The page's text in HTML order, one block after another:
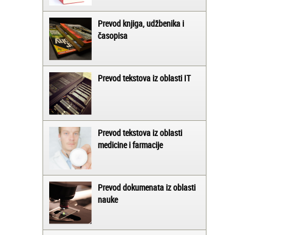
Prevod knjiga, udžbenika i
časopisa
Prevod tekstova iz oblasti IT
Prevod tekstova iz oblasti
medicine i farmacije
Prevod dokumenata iz oblasti
nauke